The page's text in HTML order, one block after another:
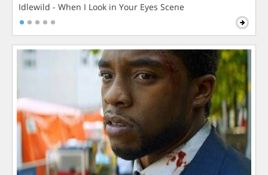
Idlewild - When I Look in Your Eyes Scene